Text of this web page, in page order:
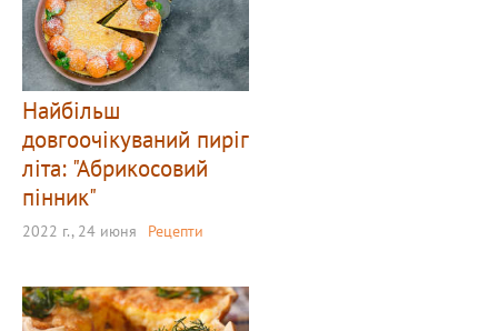
Найбільш
довгоочікуваний пиріг
літа: "Абрикосовий
пінник"
2022 г., 24 июня Рецепти